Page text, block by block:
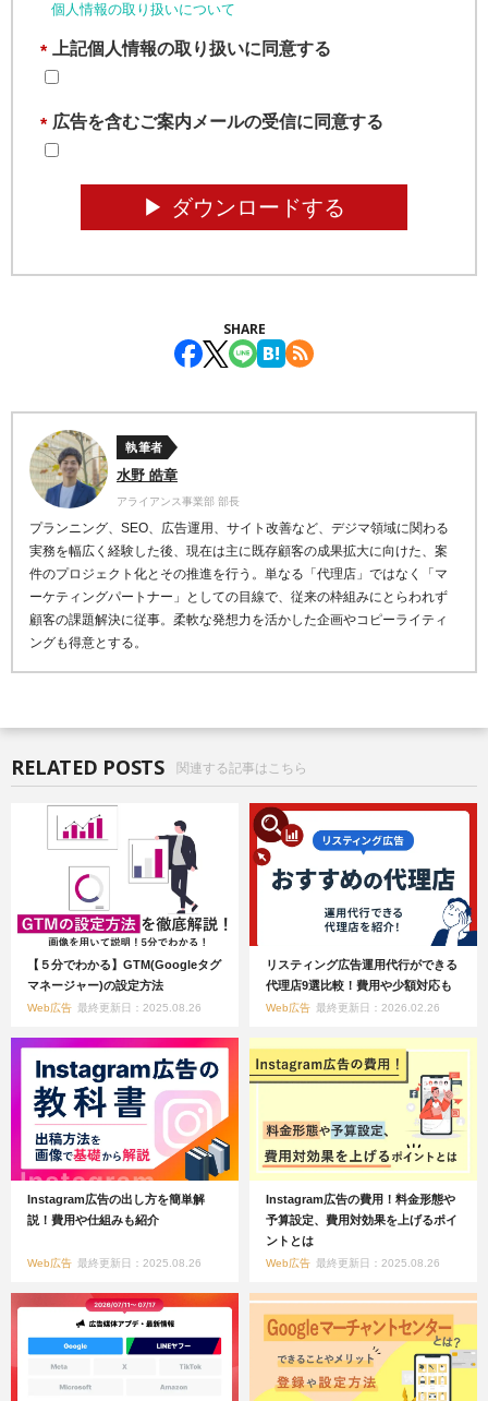
個人情報の取り扱いについて
* 上記個人情報の取り扱いに同意する
* 広告を含むご案内メールの受信に同意する
▶︎ ダウンロードする
SHARE
執筆者
水野 皓章
アライアンス事業部 部長
プランニング、SEO、広告運用、サイト改善など、デジマ領域に関わる
実務を幅広く経験した後、現在は主に既存顧客の成果拡大に向けた、案
件のプロジェクト化とその推進を行う。単なる「代理店」ではなく「マ
ーケティングパートナー」としての目線で、従来の枠組みにとらわれず
顧客の課題解決に従事。柔軟な発想力を活かした企画やコピーライティ
ングも得意とする。
RELATED POSTS 関連する記事はこちら
【５分でわかる】GTM(Googleタグ
マネージャー)の設定方法
Web広告 最終更新日：2025.08.26
リスティング広告運用代行ができる
代理店9選比較！費用や少額対応も
Web広告 最終更新日：2026.02.26
Instagram広告の出し方を簡単解
説！費用や仕組みも紹介
Web広告 最終更新日：2025.08.26
Instagram広告の費用！料金形態や
予算設定、費用対効果を上げるポイ
ントとは
Web広告 最終更新日：2025.08.26